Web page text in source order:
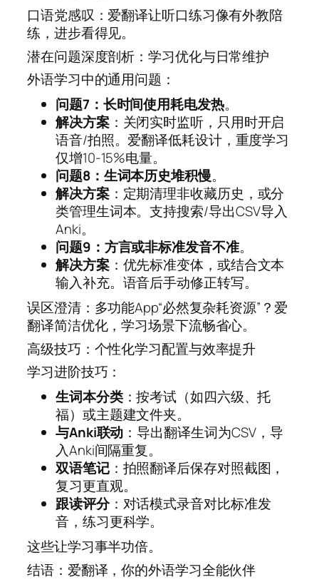
口语党感叹：爱翻译让听口练习像有外教陪
练，进步看得见。
潜在问题深度剖析：学习优化与日常维护
外语学习中的通用问题：
问题7：长时间使用耗电发热。
解决方案：关闭实时监听，只用时开启
语音/拍照。爱翻译低耗设计，重度学习
仅增10-15%电量。
问题8：生词本历史堆积慢。
解决方案：定期清理非收藏历史，或分
类管理生词本。支持搜索/导出CSV导入
Anki。
问题9：方言或非标准发音不准。
解决方案：优先标准变体，或结合文本
输入补充。语音后手动修正转写。
误区澄清：多功能App“必然复杂耗资源”？爱
翻译简洁优化，学习场景下流畅省心。
高级技巧：个性化学习配置与效率提升
学习进阶技巧：
生词本分类：按考试（如四六级、托
福）或主题建文件夹。
与Anki联动 ：导出翻译生词为CSV，导
入Anki间隔重复。
双语笔记：拍照翻译后保存对照截图，
复习更直观。
跟读评分：对话模式录音对比标准发
音，练习更科学。
这些让学习事半功倍。
结语：爱翻译，你的外语学习全能伙伴